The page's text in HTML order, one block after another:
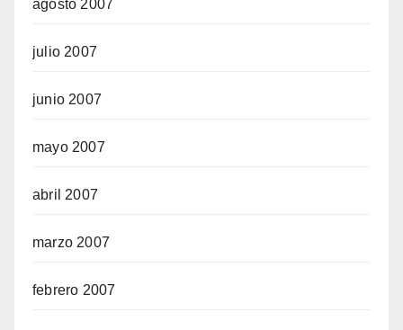
agosto 2007
julio 2007
junio 2007
mayo 2007
abril 2007
marzo 2007
febrero 2007